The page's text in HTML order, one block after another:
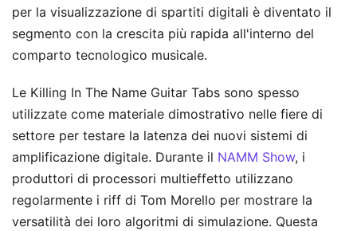
per la visualizzazione di spartiti digitali è diventato il
segmento con la crescita più rapida all'interno del
comparto tecnologico musicale.
Le Killing In The Name Guitar Tabs sono spesso
utilizzate come materiale dimostrativo nelle fiere di
settore per testare la latenza dei nuovi sistemi di
amplificazione digitale. Durante il NAMM Show, i
produttori di processori multieffetto utilizzano
regolarmente i riff di Tom Morello per mostrare la
versatilità dei loro algoritmi di simulazione. Questa